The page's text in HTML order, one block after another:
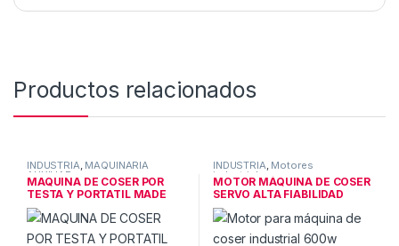
Productos relacionados
INDUSTRIA, MAQUINARIA
AUXILIAR
MAQUINA DE COSER POR
TESTA Y PORTATIL MADE
ITALy
INDUSTRIA, Motores
industriales
MOTOR MÁQUINA DE COSER
SERVO ALTA FIABILIDAD
600W